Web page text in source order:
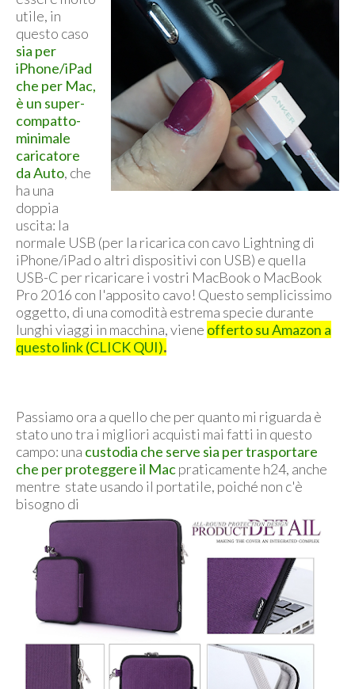
utile, in
questo caso
sia per
iPhone/iPad
che per Mac,
è un super-
compatto-
minimale
caricatore
da Auto, che
ha una
doppia
uscita: la
normale USB (per la ricarica con cavo Lightning di
iPhone/iPad o altri dispositivi con USB) e quella
USB-C per ricaricare i vostri MacBook o MacBook
Pro 2016 con l'apposito cavo! Questo semplicissimo
oggetto, di una comodità estrema specie durante
lunghi viaggi in macchina, viene offerto su Amazon a
questo link (CLICK QUI).
Passiamo ora a quello che per quanto mi riguarda è
stato uno tra i migliori acquisti mai fatti in questo
campo: una custodia che serve sia per trasportare
che per proteggere il Macpraticamente h24, anche
mentre state usando il portatile, poiché non c'è
bisogno di